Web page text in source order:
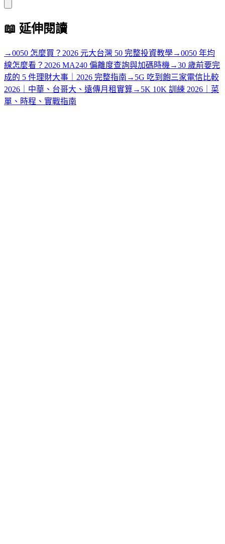
📖 延伸閱讀
→0050 怎麼買？2026 元大台灣 50 完整投資教學→0050 年均
線怎麼看？2026 MA240 偏離度查詢與加碼時機 →30 歲前要完
成的 5 件理財大事｜2026 完整指南 → 5G 吃到飽三家電信比較
2026｜中華、台哥大、遠傳月租實算→ 5K 10K 訓練 2026｜菜
單、時程、實戰指南